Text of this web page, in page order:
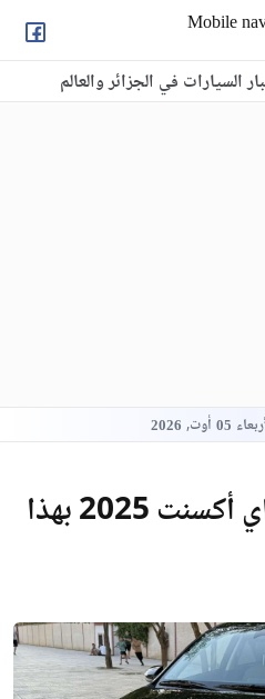
السيارات في الجزائر والعالم
05 أوت, 2026
تسليم فوري لهيونداي أكسنت 2025 بهذا